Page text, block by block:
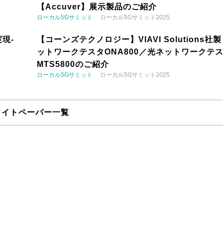
【Accuver】展示製品のご紹介
ローカル5Gサミット ローカル5Gサミット2025
現-
【コーンズテクノロジー】VIAVI Solutions社
ットワークテスタONA800／光ネットワークテ
MTS5800のご紹介
ローカル5Gサミット ローカル5Gサミット2025
トペーパー一覧